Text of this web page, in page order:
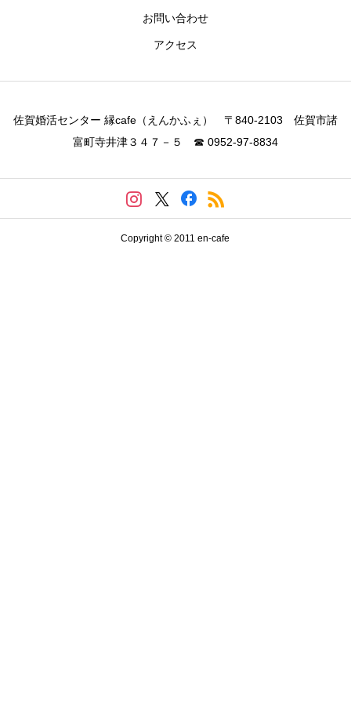
お問い合わせ
アクセス
佐賀婚活センター 縁cafe（えんかふぇ） 〒840-2103 佐賀市諸
富町寺井津３４７－５ ☎ 0952-97-8834
Copyright © 2011 en-cafe